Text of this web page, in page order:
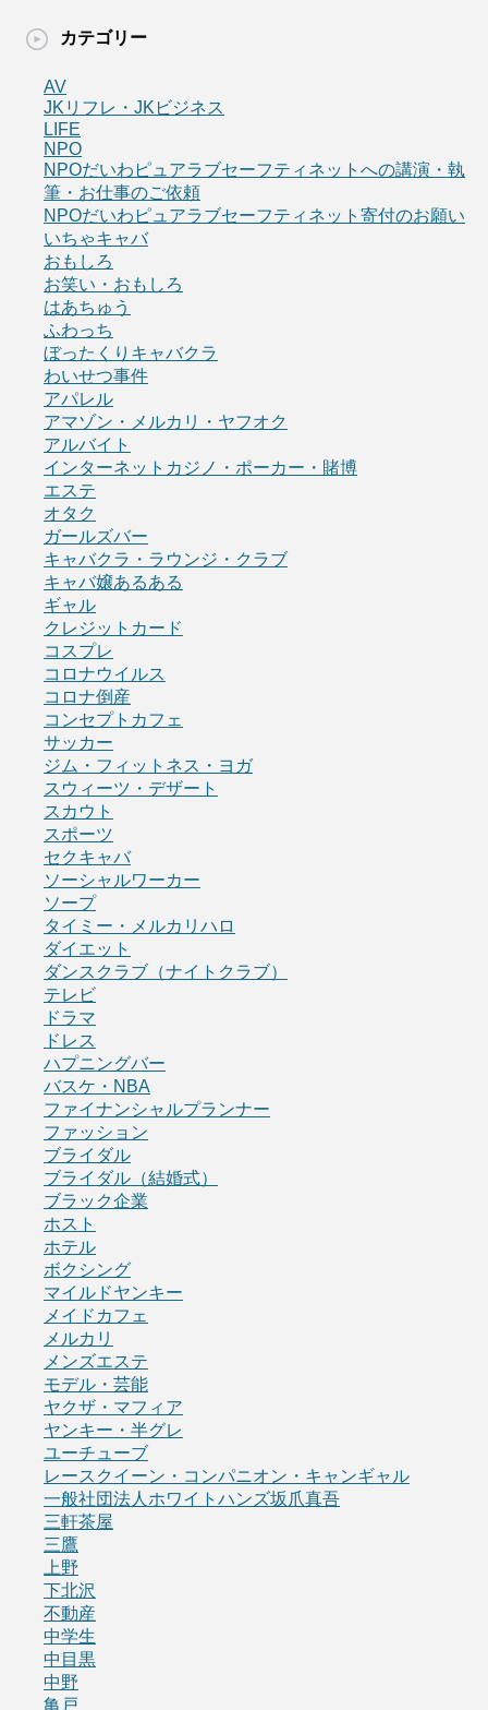
カテゴリー
AV
JKリフレ・JKビジネス
LIFE
NPO
NPOだいわピュアラブセーフティネットへの講演・執
筆・お仕事のご依頼
NPOだいわピュアラブセーフティネット寄付のお願い
いちゃキャバ
おもしろ
お笑い・おもしろ
はあちゅう
ふわっち
ぼったくりキャバクラ
わいせつ事件
アパレル
アマゾン・メルカリ・ヤフオク
アルバイト
インターネットカジノ・ポーカー・賭博
エステ
オタク
ガールズバー
キャバクラ・ラウンジ・クラブ
キャバ嬢あるある
ギャル
クレジットカード
コスプレ
コロナウイルス
コロナ倒産
コンセプトカフェ
サッカー
ジム・フィットネス・ヨガ
スウィーツ・デザート
スカウト
スポーツ
セクキャバ
ソーシャルワーカー
ソープ
タイミー・メルカリハロ
ダイエット
ダンスクラブ（ナイトクラブ）
テレビ
ドラマ
ドレス
ハプニングバー
バスケ・NBA
ファイナンシャルプランナー
ファッション
ブライダル
ブライダル（結婚式）
ブラック企業
ホスト
ホテル
ボクシング
マイルドヤンキー
メイドカフェ
メルカリ
メンズエステ
モデル・芸能
ヤクザ・マフィア
ヤンキー・半グレ
ユーチューブ
レースクイーン・コンパニオン・キャンギャル
一般社団法人ホワイトハンズ坂爪真吾
三軒茶屋
三鷹
上野
下北沢
不動産
中学生
中目黒
中野
亀戸